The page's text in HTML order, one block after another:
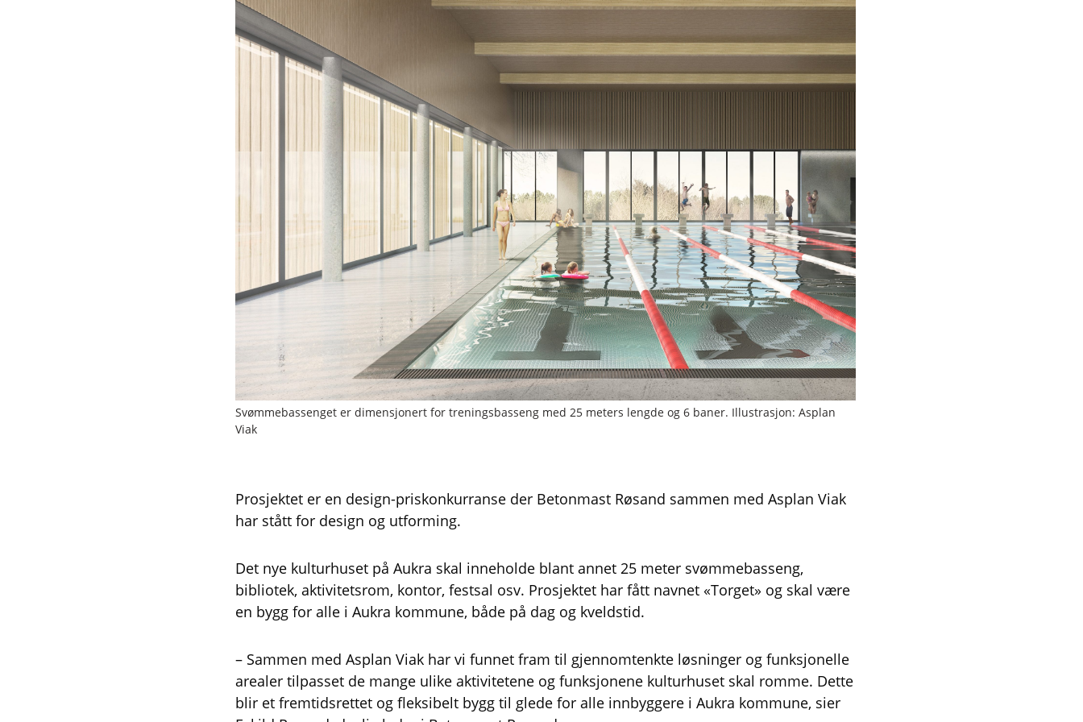
Svømmebassenget er dimensjonert for treningsbasseng med 25 meters lengde og 6 baner. Illustrasjon: Asplan
Viak
Prosjektet er en design-priskonkurranse der Betonmast Røsand sammen med Asplan Viak
har stått for design og utforming.
Det nye kulturhuset på Aukra skal inneholde blant annet 25 meter svømmebasseng,
bibliotek, aktivitetsrom, kontor, festsal osv. Prosjektet har fått navnet «Torget» og skal være
en bygg for alle i Aukra kommune, både på dag og kveldstid.
– Sammen med Asplan Viak har vi funnet fram til gjennomtenkte løsninger og funksjonelle
arealer tilpasset de mange ulike aktivitetene og funksjonene kulturhuset skal romme. Dette
blir et fremtidsrettet og fleksibelt bygg til glede for alle innbyggere i Aukra kommune, sier